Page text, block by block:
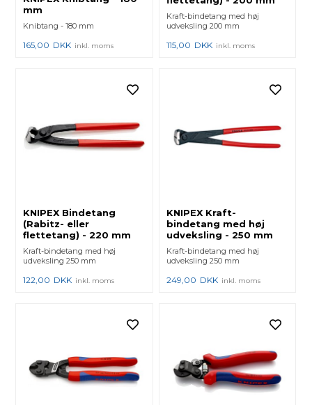
mm
Knibtang - 180 mm
165,00 DKK inkl. moms
Kraft-bindetang med høj
udveksling 200 mm
115,00 DKK inkl. moms
KNIPEX Bindetang
(Rabitz- eller
flettetang) - 220 mm
Kraft-bindetang med høj
udveksling 250 mm
122,00 DKK inkl. moms
KNIPEX Kraft-
bindetang med høj
udveksling - 250 mm
Kraft-bindetang med høj
udveksling 250 mm
249,00 DKK inkl. moms